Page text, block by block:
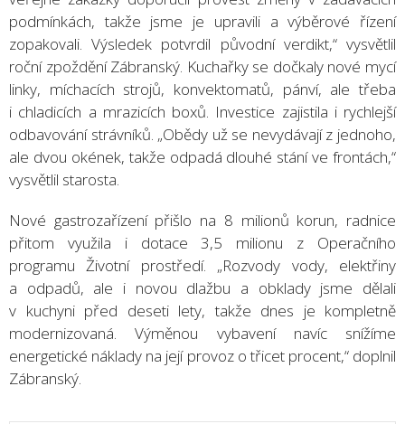
podmínkách, takže jsme je upravili a výběrové řízení
zopakovali. Výsledek potvrdil původní verdikt,“ vysvětlil
roční zpoždění Zábranský. Kuchařky se dočkaly nové mycí
linky, míchacích strojů, konvektomatů, pánví, ale třeba
i chladicích a mrazicích boxů. Investice zajistila i rychlejší
odbavování strávníků. „Obědy už se nevydávají z jednoho,
ale dvou okének, takže odpadá dlouhé stání ve frontách,“
vysvětlil starosta.
Nové gastrozařízení přišlo na 8 milionů korun, radnice
přitom využila i dotace 3,5 milionu z Operačního
programu Životní prostředí. „Rozvody vody, elektřiny
a odpadů, ale i novou dlažbu a obklady jsme dělali
v kuchyni před deseti lety, takže dnes je kompletně
modernizovaná. Výměnou vybavení navíc snížíme
energetické náklady na její provoz o třicet procent,“ doplnil
Zábranský.